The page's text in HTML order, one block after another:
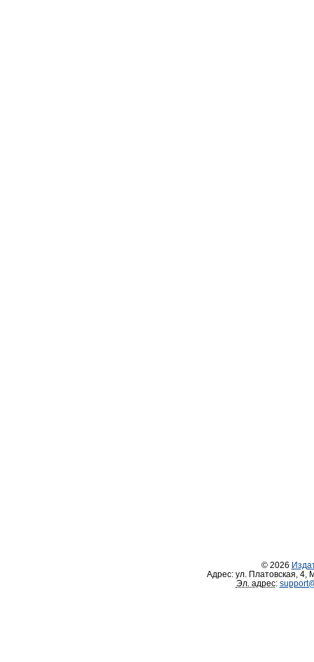
© 2026
Адрес: ул. Платовская, 4
Эл. адрес: